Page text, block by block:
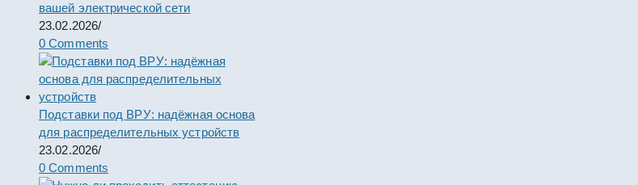
вашей электрической сети
23.02.2026/
0 Comments
Подставки под ВРУ: надёжная основа
для распределительных устройств
23.02.2026/
0 Comments